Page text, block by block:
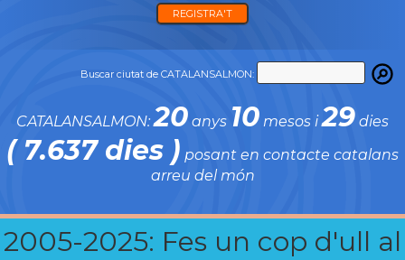
REGISTRA'T
Buscar ciutat de CATALANSALMON:
CATALANSALMON:20 anys 10 mesos i29 dies
( 7.637 dies ) posant en contacte catalans
arreu del món
2005-2025: Fes un cop d'ull al